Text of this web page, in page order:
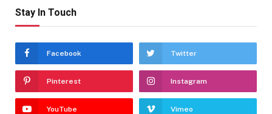
Stay In Touch
Facebook Twitter
Pinterest Instagram
YouTube Vimeo